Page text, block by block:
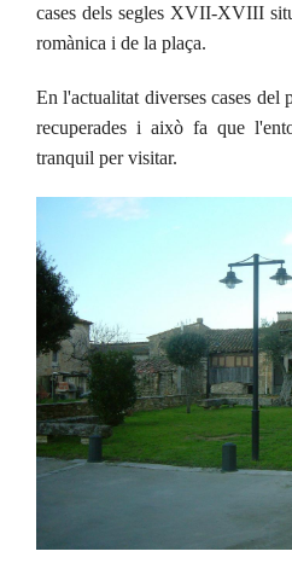
cases dels segles XVII-XVIII
romànica i de la plaça.
En l'actualitat diverses cases del
recuperades i això fa que
tranquil per visitar.